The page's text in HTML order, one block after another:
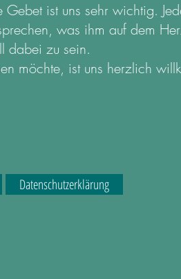
Gebet ist uns sehr wichtig.
was ihm auf dem
dabei zu sein.
möchte, ist uns herzlich
Datenschutzerklärung